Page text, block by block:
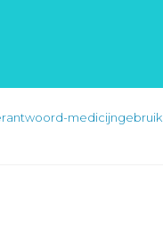
medicijngebruik